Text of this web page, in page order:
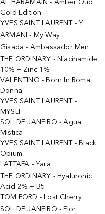
AL HARAMAIN - Amber Oud
Gold Edition
YVES SAINT LAURENT - Y
ARMANI - My Way
Gisada - Ambassador Men
THE ORDINARY - Niacinamide
10% + Zinc 1%
VALENTINO - Born In Roma
Donna
YVES SAINT LAURENT -
MYSLF
SOL DE JANEIRO - Agua
Mistica
YVES SAINT LAURENT - Black
Opium
LATTAFA - Yara
THE ORDINARY - Hyaluronic
Acid 2% + B5
TOM FORD - Lost Cherry
SOL DE JANEIRO - Flor